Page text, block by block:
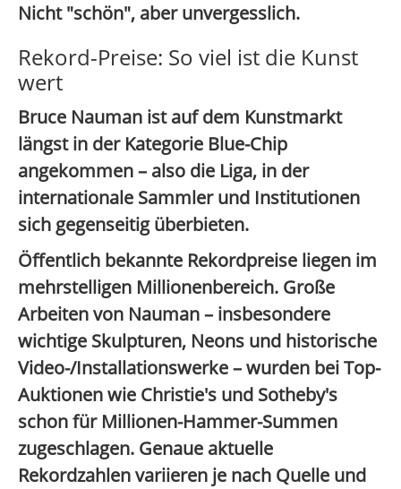
Nicht "schön", aber unvergesslich.
Rekord-Preise: So viel ist die Kunst
wert
Bruce Nauman ist auf dem Kunstmarkt
längst in der Kategorie Blue-Chip
angekommen – also die Liga, in der
internationale Sammler und Institutionen
sich gegenseitig überbieten.
Öffentlich bekannte Rekordpreise liegen im
mehrstelligen Millionenbereich. Große
Arbeiten von Nauman – insbesondere
wichtige Skulpturen, Neons und historische
Video-/Installationswerke– wurden bei Top-
Auktionen wie Christie's und Sotheby's
schon für Millionen-Hammer-Summen
zugeschlagen. Genaue aktuelle
Rekordzahlen variieren je nach Quelle und